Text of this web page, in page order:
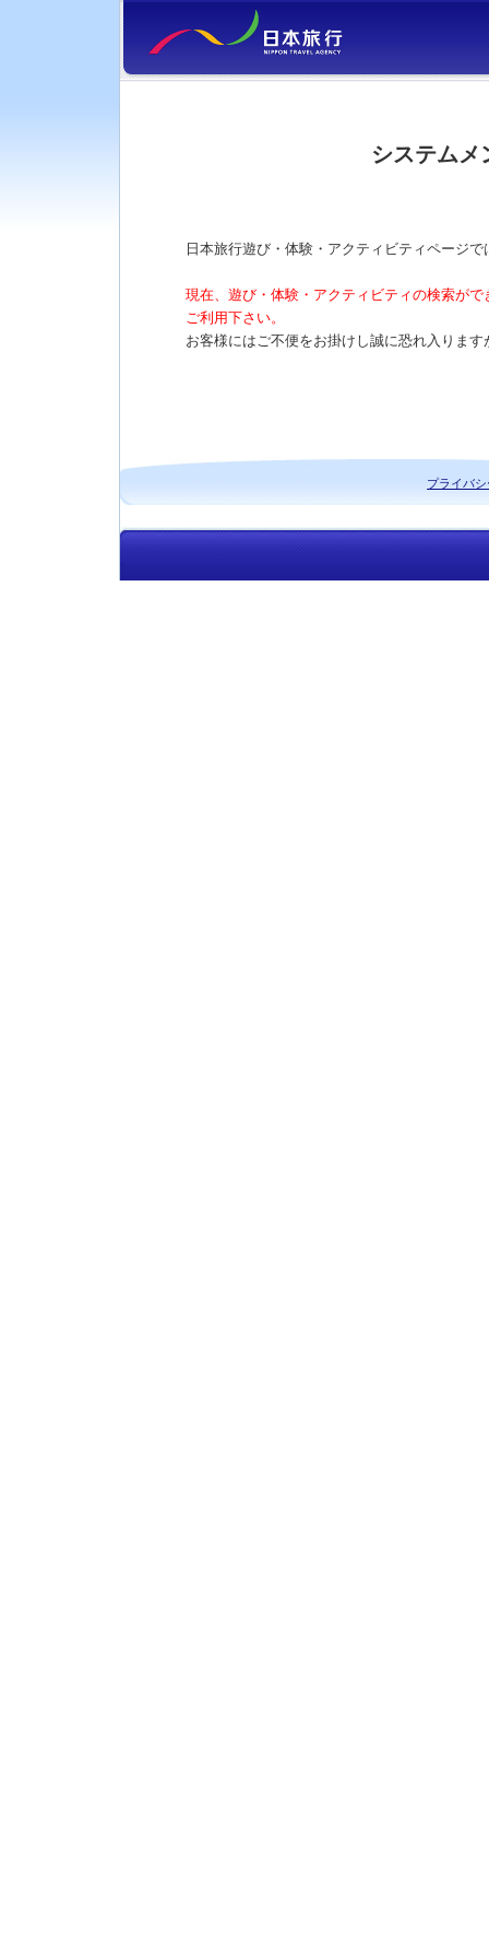
システムメ
日本旅行遊び・体験・アクティビティページ
現在、遊び・体験・アクティビティの検索が
ご利用下さい。
お客様にはご不便をお掛けし誠に恐れ入りま
プライバ